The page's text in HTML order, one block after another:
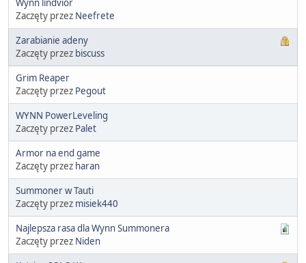
Zaczęty przez Neefrete
Zarabianie adeny
Zaczęty przez biscuss
Grim Reaper
Zaczęty przez Pegout
WYNN PowerLeveling
Zaczęty przez Palet
Armor na end game
Zaczęty przez haran
Summoner w Tauti
Zaczęty przez misiek440
Najlepsza rasa dla Wynn Summonera
Zaczęty przez Niden